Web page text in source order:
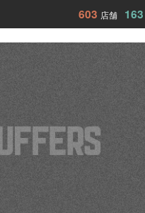
603 店舗 163